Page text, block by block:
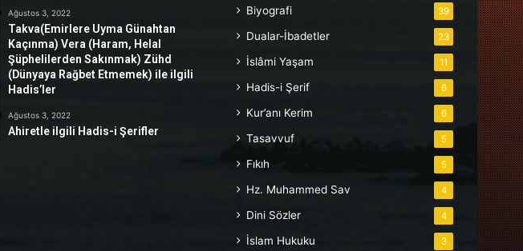
Ağustos 3, 2022
Takva(Emirlere Uyma Günahtan
Kaçınma) Vera (Haram, Helal
Şüphelilerden Sakınmak) Zühd
(Dünyaya Rağbet Etmemek) ile ilgili
Hadis’ler
Ağustos 3, 2022
Ahiretle ilgili Hadis-i Şerifler
Biyografi 39
Dualar-İbadetler 23
İslâmi Yaşam 11
Hadis-i Şerif 6
Kur’anı Kerim 6
Tasavvuf 5
Fıkıh 5
Hz. Muhammed Sav 4
Dini Sözler 4
İslam Hukuku 3